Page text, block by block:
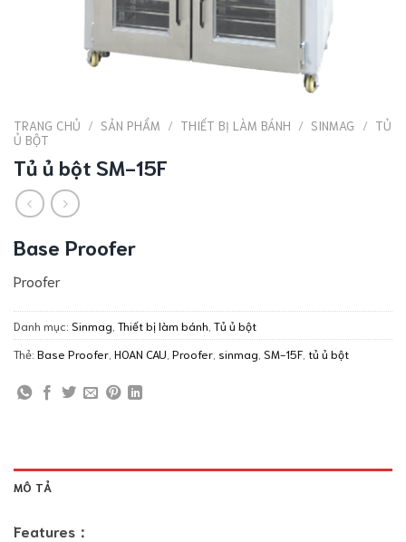
TRANG CHỦ / SẢN PHẨM / THIẾT BỊ LÀM BÁNH / SINMAG / TỦ
Ủ BỘT
Tủ ủ bột SM-15F
Base Proofer
Proofer
Danh mục: Sinmag Thiết bị làm bánh Tủ ủ bột
Thẻ: Base Proofer HOAN CAU Proofer sinmag SM-15F tủ ủ bột
MÔ TẢ
Features：